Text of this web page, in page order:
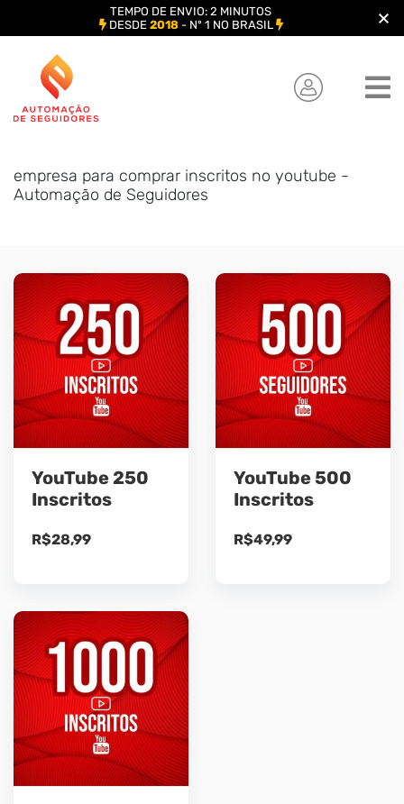
content
empresa para comprar inscritos no youtube -
Automação de Seguidores
YouTube 250
Inscritos
R$28,99
YouTube 500
Inscritos
R$49,99
TEMPO DE ENVIO: 2 MINUTOS
DESDE 2018- Nº 1 NO BRASIL